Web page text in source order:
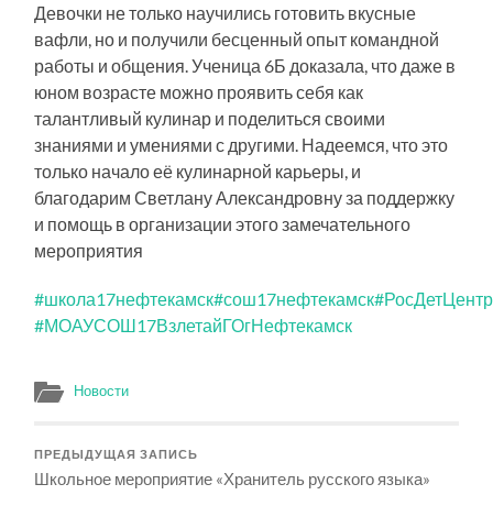
Девочки не только научились готовить вкусные
вафли, но и получили бесценный опыт командной
работы и общения. Ученица 6Б доказала, что даже в
юном возрасте можно проявить себя как
талантливый кулинар и поделиться своими
знаниями и умениями с другими. Надеемся, что это
только начало её кулинарной карьеры, и
благодарим Светлану Александровну за поддержку
и помощь в организации этого замечательного
мероприятия
#школа17нефтекамск#сош17нефтекамск#РосДетЦентр
#МОАУСОШ17ВзлетайГОгНефтекамск
Новости
ПРЕДЫДУЩАЯ ЗАПИСЬ
Школьное мероприятие «Хранитель русского языка»